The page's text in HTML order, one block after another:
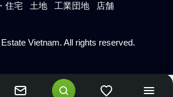
住宅
土地 工業団地 店舗
Vietnam. All rights reserved.